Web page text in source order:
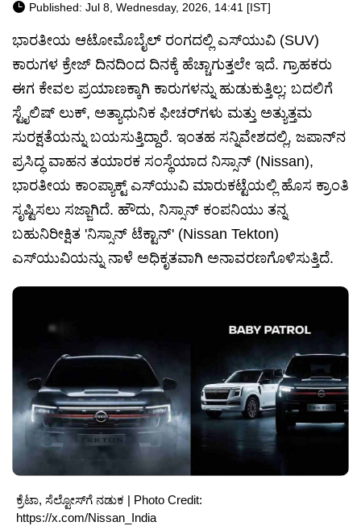
Published: Jul 8, Wednesday, 2026, 14:41 [IST]
ಭಾರತೀಯ ಆಟೋಮೊಬೈಲ್ ರಂಗದಲ್ಲಿ ಎಸ್‌ಯುವಿ (SUV)
ಕಾರುಗಳ ಕ್ರೇಜ್ ದಿನದಿಂದ ದಿನಕ್ಕೆ ಹೆಚ್ಚಾಗುತ್ತಲೇ ಇದೆ. ಗ್ರಾಹಕರು
ಈಗ ಕೇವಲ ಪ್ರಯಾಣಕ್ಕಾಗಿ ಕಾರುಗಳನ್ನು ಹುಡುಕುತ್ತಿಲ್ಲ; ಬದಲಿಗೆ
ಸ್ಟೈಲಿಷ್ ಲುಕ್, ಅತ್ಯಾಧುನಿಕ ಫೀಚರ್‌ಗಳು ಮತ್ತು ಅತ್ಯುತ್ತಮ
ಸುರಕ್ಷತೆಯನ್ನು ಬಯಸುತ್ತಿದ್ದಾರೆ. ಇಂತಹ ಸನ್ನಿವೇಶದಲ್ಲಿ, ಜಪಾನ್‌ನ
ಪ್ರಸಿದ್ಧ ವಾಹನ ತಯಾರಕ ಸಂಸ್ಥೆಯಾದ ನಿಸ್ಸಾನ್ (Nissan),
ಭಾರತೀಯ ಕಾಂಪ್ಯಾಕ್ಟ್ ಎಸ್‌ಯುವಿ ಮಾರುಕಟ್ಟೆಯಲ್ಲಿ ಹೊಸ ಕ್ರಾಂತಿ
ಸೃಷ್ಟಿಸಲು ಸಜ್ಜಾಗಿದೆ. ಹೌದು, ನಿಸ್ಸಾನ್ ಕಂಪನಿಯು ತನ್ನ
ಬಹುನಿರೀಕ್ಷಿತ 'ನಿಸ್ಸಾನ್ ಟೆಕ್ಟಾನ್' (Nissan Tekton)
ಎಸ್‌ಯುವಿಯನ್ನು ನಾಳೆ ಅಧಿಕೃತವಾಗಿ ಅನಾವರಣಗೊಳಿಸುತ್ತಿದೆ.
ಕ್ರೆಟಾ, ಸೆಲ್ಟೋಸ್‌ಗೆ ನಡುಕ | Photo Credit:
https://x.com/Nissan_India